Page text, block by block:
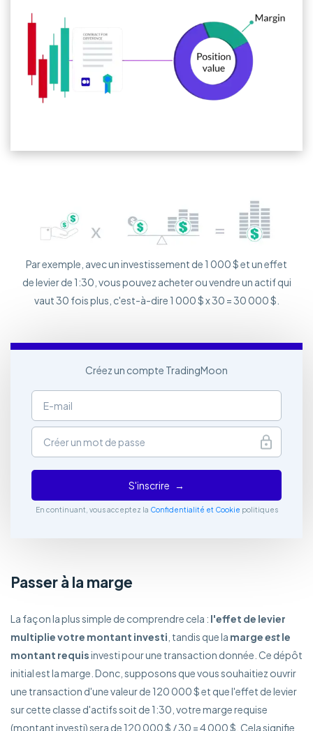
Par exemple, avec un investissement de 1 000 $ et un effet
de levier de 1:30, vous pouvez acheter ou vendre un actif qui
vaut 30 fois plus, c'est-à-dire 1 000 $ x 30 = 30 000 $.
Créez un compte TradingMoon
S'inscrire
En continuant, vous acceptez la Confidentialité et Cookie politiques
Passer à la marge
La façon la plus simple de comprendre cela : l'effet de levier
multiplie votre montant investi , tandis que la margeestle
montant requisinvesti pour une transaction donnée. Ce dépôt
initial est la marge. Donc, supposons que vous souhaitiez ouvrir
une transaction d'une valeur de 120 000 $ et que l'effet de levier
sur cette classe d'actifs soit de 1:30, votre marge requise
(montant investi) sera de 120 000 $ / 30 = 4 000 $. Cela signifie